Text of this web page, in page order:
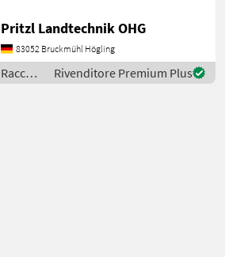
1000U/min. 4 Trommeln
Schnitthöhenverstellung 2
Federn für Entlastung
Gelenkwelle Falciatrici
Pritzl Landtechnik OHG
83052 Bruckmühl Högling
Raccolta
mangimi
Rivenditore Premium Plus